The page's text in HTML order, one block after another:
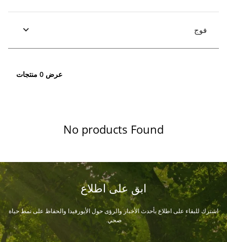
فوج
عرض 0 منتجات
No products Found
ابق على اطلاع
اشترك للبقاء على اطلاع بأحدث الأخبار والرؤى حول الأيورفيدا والحفاظ على نمط حياة
صحي.